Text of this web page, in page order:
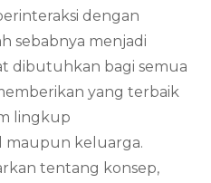
dengan
sebabnya menjadi
dibutuhkan bagi semua
yang terbaik
lingkup
maupun keluarga.
tentang konsep,